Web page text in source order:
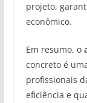
projeto,
econômico.
Em resumo, o
concreto é
profissionais
eficiência e